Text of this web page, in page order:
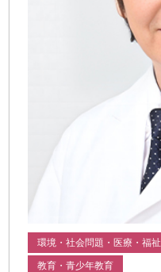
環境・社会問題・医療・福祉
教育・青少年教育